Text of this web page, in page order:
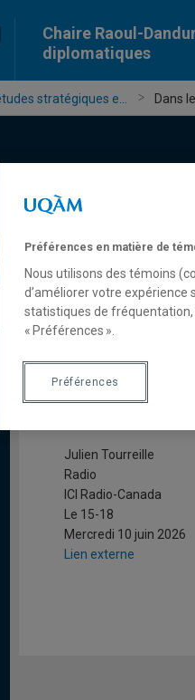
Chaire Raoul-
diplomatiques
stratégiques e... Dans
Entrer
Julien Tourreille
Radio
ICI Radio-Canada
Le 15-18
Mercredi 10 juin 2026
Lien externe
Préférences en matière de
Nous utilisons des témoins
d’améliorer votre expérience
statistiques de
« Préférences ».
Préférences